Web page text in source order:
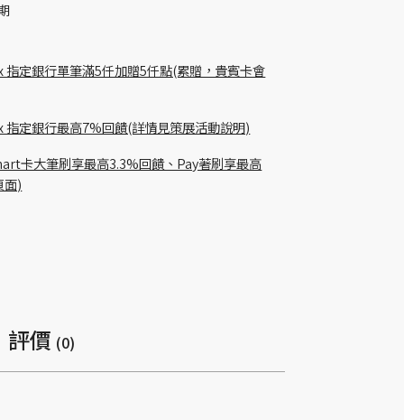
定銀行單筆滿5仟加贈5仟點(累贈，貴賓卡會
定銀行最高7%回饋(詳情見策展活動說明)
卡大筆刷享最高3.3%回饋、Pay著刷享最高
面)
評價 (0)